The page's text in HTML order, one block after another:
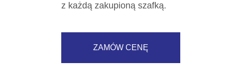
z każdą zakupioną szafką.
ZAMÓW CENĘ